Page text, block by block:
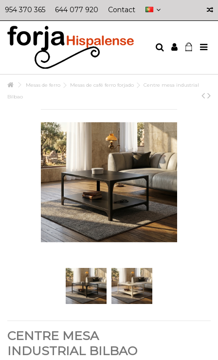
954 370 365 644 077 920 Contact
Mesas de ferro Mesas de café ferro forjado
Centre mesa industrial
Bilbao
CENTRE MESA
INDUSTRIAL BILBAO